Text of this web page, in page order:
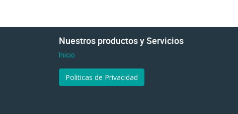
Nuestros productos y Servicios
Inicio
Politicas de Privacidad